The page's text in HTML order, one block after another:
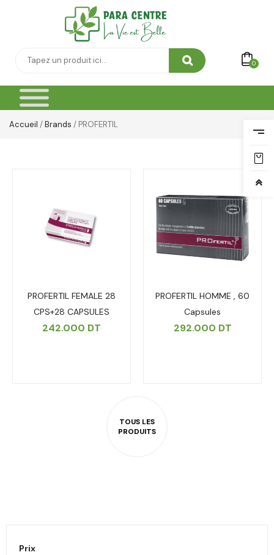
0
Accueil /Brands / PROFERTIL
Prix
PROFERTIL FEMALE 28
CPS+28 CAPSULES
242.000 DT
PROFERTIL HOMME , 60
Capsules
292.000 DT